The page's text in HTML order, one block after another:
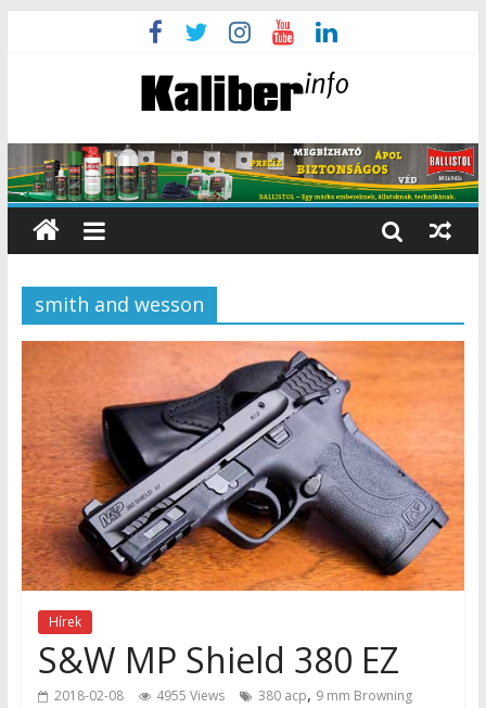
smith and wesson
Hírek
S&W MP Shield 380 EZ
2018-02-08 4955 Views 380 acp, 9 mm Browning